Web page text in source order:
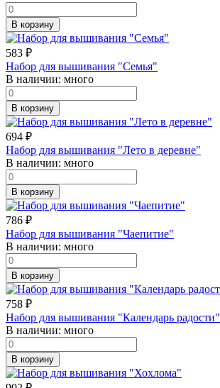
В корзину
583 ₽
Набор для вышивания "Семья"
В наличии: много
В корзину
694 ₽
Набор для вышивания "Лето в деревне"
В наличии: много
В корзину
786 ₽
Набор для вышивания "Чаепитие"
В наличии: много
В корзину
758 ₽
Набор для вышивания "Календарь радости"
В наличии: много
В корзину